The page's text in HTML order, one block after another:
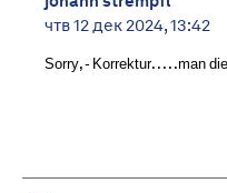
чтв 12 дек 2024, 13:42
Sorry, - Korrektur. . . . .man